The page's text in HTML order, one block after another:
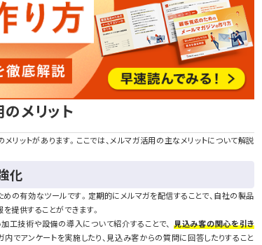
メリット
リットがあります。ここでは、メルマガ活用の主なメリットについて解説
化
の有効なツールです。定期的にメルマガを配信することで、自社の製品
提供することができます。
工技術や設備の導入について紹介することで、 見込み客の関心を引き
内でアンケートを実施したり、見込み客からの質問に回答したりすること